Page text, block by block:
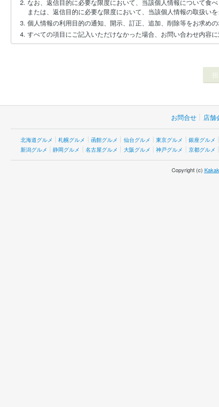
なお、返信目的に必要な限度において、当該個人情報について食
または、返信目的に必要な限度において、当該個人情報の取扱い
個人情報の利用目的の通知、開示、訂正、追加、削除等をお求め
すべての項目にご記入いただけなかった場合、お問い合わせ内容
お問合せ 店舗
北海道グルメ 札幌グルメ 函館グルメ 仙台グルメ 東京グルメ
銀座グルメ
新潟グルメ
静岡グルメ 名古屋グルメ 大阪グルメ 神戸グルメ 京都グルメ
Copyright (c)